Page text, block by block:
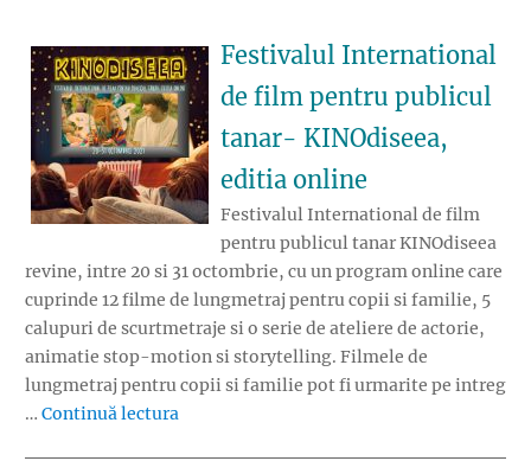
Festivalul International
de film pentru publicul
tanar- KINOdiseea,
editia online
Festivalul International de film
pentru publicul tanar KINOdiseea
revine, intre 20 si 31 octombrie, cu un program online care
cuprinde 12 filme de lungmetraj pentru copii si familie, 5
calupuri de scurtmetraje si o serie de ateliere de actorie,
animatie stop-motion si storytelling. Filmele de
lungmetraj pentru copii si familie pot fi urmarite pe intreg
… Continuă lectura